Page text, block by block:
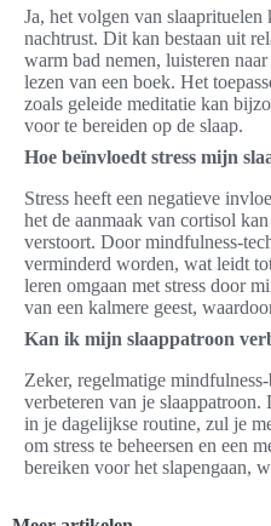
Ja, het volgen van slaaprituelen
nachtrust. Dit kan bestaan uit
warm bad nemen, luisteren
lezen van een boek. Het
zoals geleide meditatie kan
voor te bereiden op de slaap.
Hoe beïnvloedt stress mijn
Stress heeft een negatieve
het de aanmaak van cortisol
verstoort. Door mindfulness-
verminderd worden, wat leidt
leren omgaan met stress door
van een kalmere geest,
Kan ik mijn slaappatroon
Zeker, regelmatige
verbeteren van je
in je dagelijkse routine, zul je
om stress te beheersen en een
bereiken voor het slapengaan,